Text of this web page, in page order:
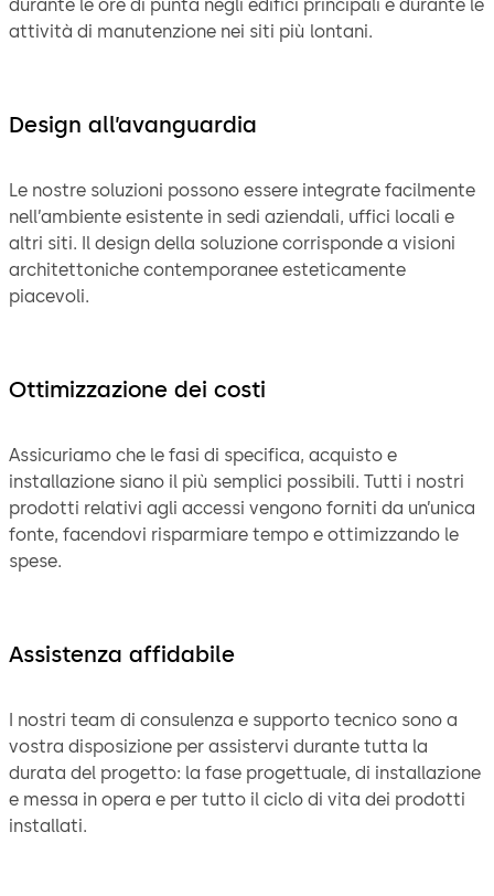
durante le ore di punta negli edifici principali e durante le
attività di manutenzione nei siti più lontani.
Design all’avanguardia
Le nostre soluzioni possono essere integrate facilmente
nell’ambiente esistente in sedi aziendali, uffici locali e
altri siti. Il design della soluzione corrisponde a visioni
architettoniche contemporanee esteticamente
piacevoli.
Ottimizzazione dei costi
Assicuriamo che le fasi di specifica, acquisto e
installazione siano il più semplici possibili. Tutti i nostri
prodotti relativi agli accessi vengono forniti da un’unica
fonte, facendovi risparmiare tempo e ottimizzando le
spese.
Assistenza affidabile
I nostri team di consulenza e supporto tecnico sono a
vostra disposizione per assistervi durante tutta la
durata del progetto: la fase progettuale, di installazione
e messa in opera e per tutto il ciclo di vita dei prodotti
installati.